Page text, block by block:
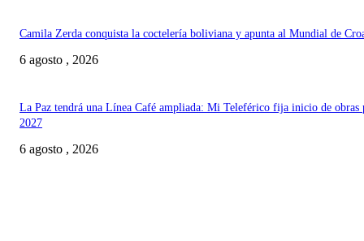
Camila Zerda conquista la coctelería boliviana y apunta al Mundial de
6 agosto , 2026
La Paz tendrá una Línea Café ampliada: Mi Teleférico fija inicio de obras
2027
6 agosto , 2026